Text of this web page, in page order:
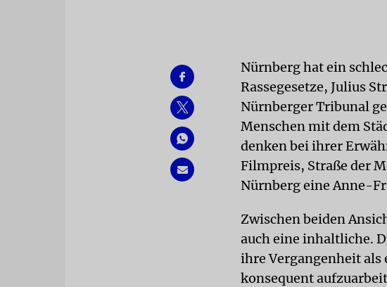
Nürnberg hat ein
Rassegesetze, Julius
Nürnberger Tribunal
Menschen mit dem
denken bei ihrer
Filmpreis, Straße der
Nürnberg eine Anne-
Zwischen beiden
auch eine inhaltliche.
ihre Vergangenheit als
konsequent